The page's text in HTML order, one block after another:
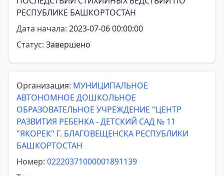
РЕСПУБЛИКЕ БАШКОРТОСТАН
Дата начала: 2023-07-06 00:00:00
Статус: Завершено
Организация: МУНИЦИПАЛЬНОЕ
АВТОНОМНОЕ ДОШКОЛЬНОЕ
ОБРАЗОВАТЕЛЬНОЕ УЧРЕЖДЕНИЕ "ЦЕНТР
РАЗВИТИЯ РЕБЕНКА - ДЕТСКИЙ САД № 11
"ЯКОРЕК" Г. БЛАГОВЕЩЕНСКА РЕСПУБЛИКИ
БАШКОРТОСТАН
Номер: 02220371000001891139